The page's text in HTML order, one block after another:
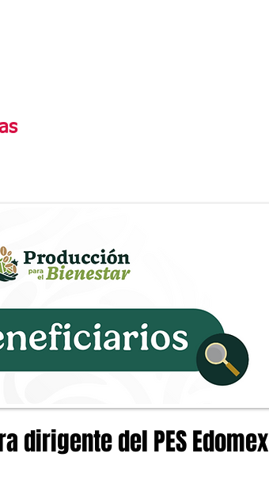
dirigente del PES Edomex